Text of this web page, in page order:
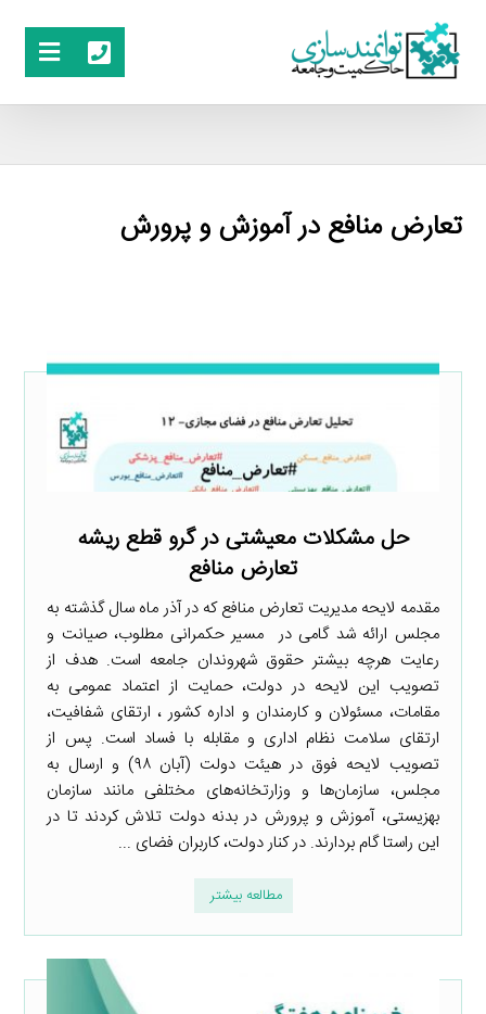
تعارض منافع در آموزش و پرورش
حل مشکلات معیشتی در گرو قطع ریشه
تعارض منافع
مقدمه لایحه مدیریت تعارض منافع که در آذر ماه سال گذشته به
مجلس ارائه شد گامی در مسیر حکمرانی مطلوب، صیانت و
رعایت هرچه بیشتر حقوق شهروندان جامعه است. هدف از
تصویب این لایحه در دولت، حمایت از اعتماد عمومی به
مقامات، مسئولان و کارمندان و اداره کشور ، ارتقای شفافیت،
ارتقای سلامت نظام اداری و مقابله با فساد است. پس از
تصویب لایحه فوق در هیئت دولت (آبان ۹۸) و ارسال به
مجلس، سازمان‌ها و وزارتخانه‌های مختلفی مانند سازمان
بهزیستی، آموزش و پرورش در بدنه دولت تلاش کردند تا در
این راستا گام بردارند. در کنار دولت، کاربران فضای ...
مطالعه بیشتر